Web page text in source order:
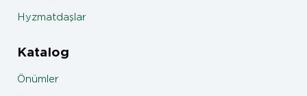
Hyzmatdaşlar
Katalog
Önümler